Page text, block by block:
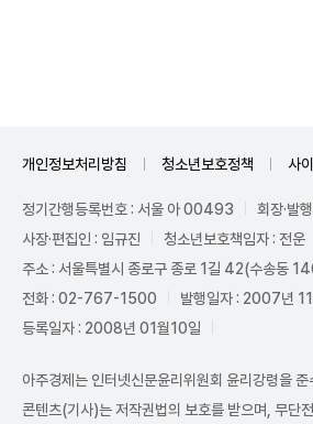
개인정보처리방침 청소년보호정책 사
정기간행등록번호 : 서울 아 00493
회장·발
사장·편집인 : 임규진
청소년보호책임자 : 전운
주소 : 서울특별시 종로구 종로 1길 42(수송동
전화 : 02-767-1500
발행일자 : 2007년
등록일자 : 2008년 01월10일
아주경제는 인터넷신문윤리위원회 윤리강령을
콘텐츠(기사)는 저작권법의 보호를 받으며, 무단